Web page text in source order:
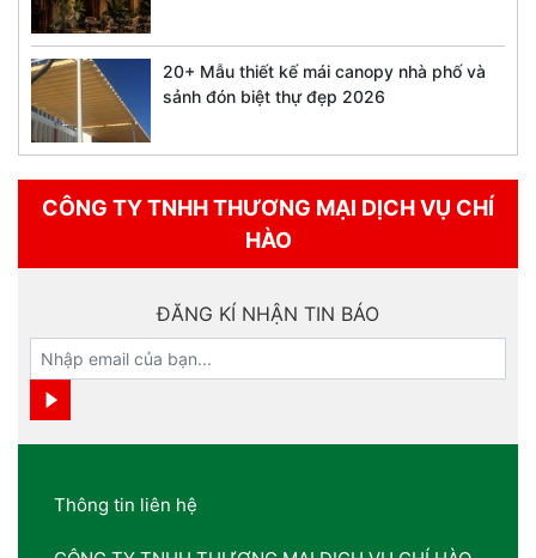
20+ Mẫu thiết kế mái canopy nhà phố và
sảnh đón biệt thự đẹp 2026
CÔNG TY TNHH THƯƠNG MẠI DỊCH VỤ CHÍ
HÀO
ĐĂNG KÍ NHẬN TIN BÁO
Thông tin liên hệ